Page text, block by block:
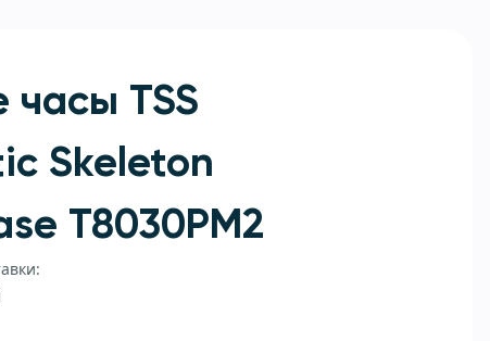
часы TSS
Skeleton
T8030PM2